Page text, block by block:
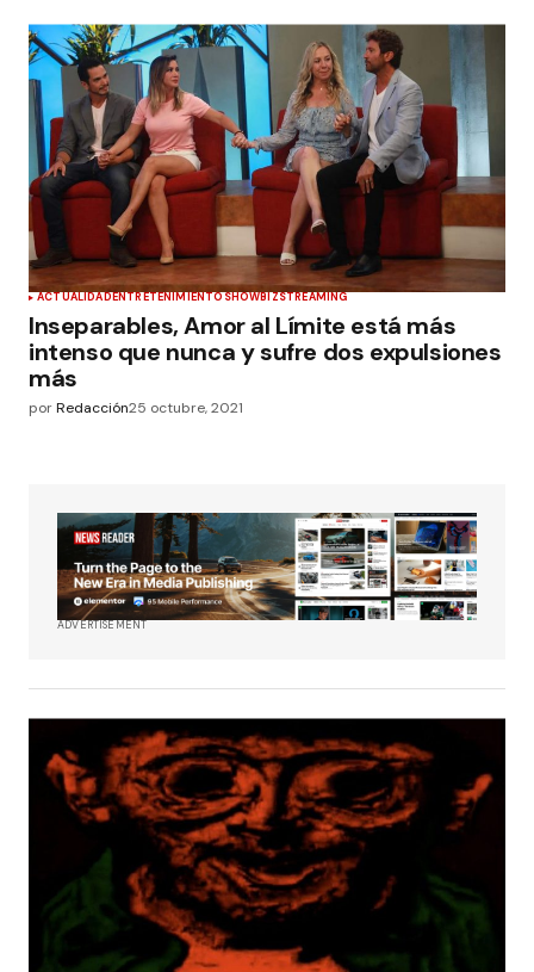
ACTUALIDADENTRETENIMIENTO SHOWBIZSTREAMING
Inseparables, Amor al Límite está más
intenso que nunca y sufre dos expulsiones
más
porRedacción25 octubre, 2021
ADVERTISEMENT